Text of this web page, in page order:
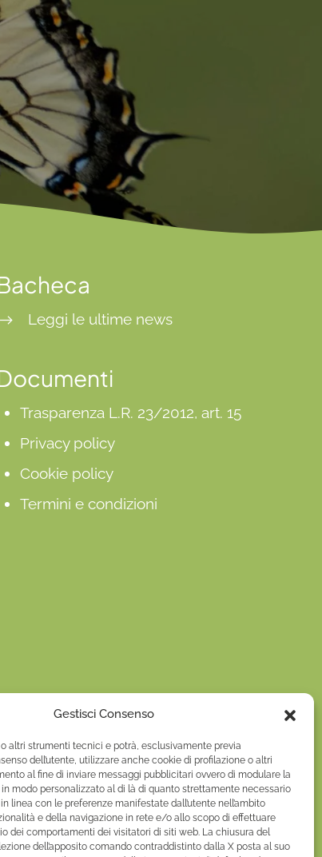
Gestisci Consenso
o altri strumenti tecnici e potrà, esclusivamente previa
dell’utente, utilizzare anche cookie di profilazione o altri
al fine di inviare messaggi pubblicitari ovvero di modulare la
modo personalizzato al di là di quanto strettamente necessario
linea con le preferenze manifestate dall’utente nell’ambito
e della navigazione in rete e/o allo scopo di effettuare
dei comportamenti dei visitatori di siti web. La chiusura del
dell’apposito comando contraddistinto dalla X posta al suo
Leggi le ultime news
Trasparenza L.R. 23/2012, art. 15
Privacy policy
Cookie policy
Termini e condizioni